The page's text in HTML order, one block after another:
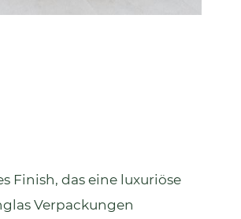
Finish, das eine luxuriöse
Verpackungen